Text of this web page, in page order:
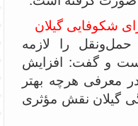
شکوفایی گیلان
را لازمه
و گفت: افزایش
معرفی هرچه بهتر
گیلان نقش مؤثری